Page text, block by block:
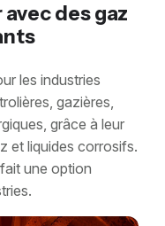
des gaz
les industries
gazières,
grâce à leur
et liquides corrosifs.
une option